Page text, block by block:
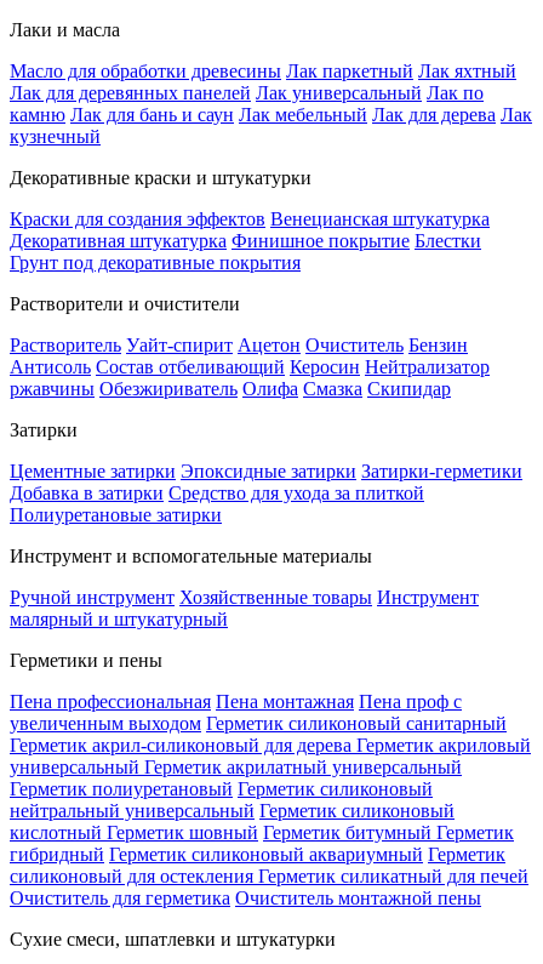
Лаки и масла
Масло для обработки древесины Лак паркетный Лак яхтный
Лак для деревянных панелей Лак универсальный Лак по
камню Лак для бань и саун Лак мебельный Лак для дерева Лак
кузнечный
Декоративные краски и штукатурки
Краски для создания эффектов Венецианская штукатурка
Декоративная штукатурка Финишное покрытие Блестки
Грунт под декоративные покрытия
Растворители и очистители
Растворитель Уайт-спирит Ацетон Очиститель Бензин
Антисоль Состав отбеливающий Керосин Нейтрализатор
ржавчины Обезжириватель Олифа Смазка Скипидар
Затирки
Цементные затирки Эпоксидные затирки Затирки-герметики
Добавка в затирки Средство для ухода за плиткой
Полиуретановые затирки
Инструмент и вспомогательные материалы
Ручной инструмент Хозяйственные товары Инструмент
малярный и штукатурный
Герметики и пены
Пена профессиональная Пена монтажная Пена проф с
увеличенным выходом Герметик силиконовый санитарный
Герметик акрил-силиконовый для дерева Герметик акриловый
универсальный Герметик акрилатный универсальный
Герметик полиуретановый Герметик силиконовый
нейтральный универсальный Герметик силиконовый
кислотный Герметик шовный Герметик битумный Герметик
гибридный Герметик силиконовый аквариумный Герметик
силиконовый для остекления Герметик силикатный для печей
Очиститель для герметика Очиститель монтажной пены
Сухие смеси, шпатлевки и штукатурки